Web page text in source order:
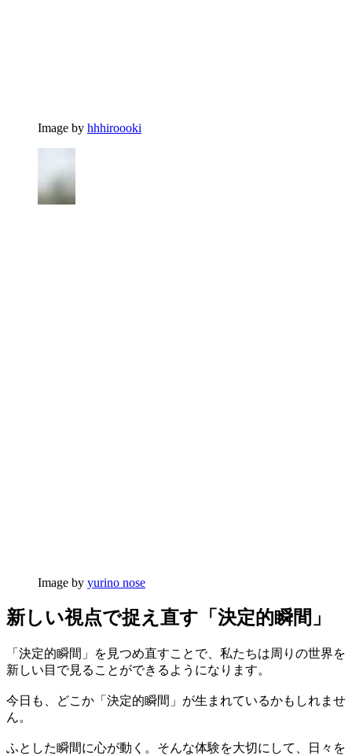
Image by hhhiroooki
Image by yurino nose
新しい視点で捉え直す「決定的瞬間」
「決定的瞬間」を見つめ直すことで、私たちは周りの世界を
新しい目で見ることができるようになります。
今日も、どこか「決定的瞬間」が生まれているかもしれませ
ん。
ふとした瞬間に心が動く。そんな体験を大切にして、日々を